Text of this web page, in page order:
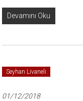
Devamını Oku
Seyhan Livaneli
01/12/2018